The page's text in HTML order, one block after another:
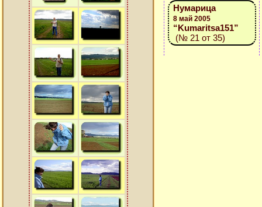
Нумарица
8 май 2005
“Kumaritsa151”
(№ 21 от 35)